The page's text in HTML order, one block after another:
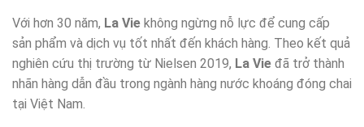
Với hơn 30 năm, La Vie không ngừng nỗ lực để cung cấp
sản phẩm và dịch vụ tốt nhất đến khách hàng. Theo kết quả
nghiên cứu thị trường từ Nielsen 2019, La Vie đã trở thành
nhãn hàng dẫn đầu trong ngành hàng nước khoáng đóng chai
tại Việt Nam.